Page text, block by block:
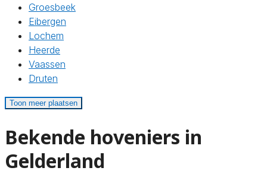
Groesbeek
Eibergen
Lochem
Heerde
Vaassen
Druten
Toon meer plaatsen
Bekende hoveniers in
Gelderland